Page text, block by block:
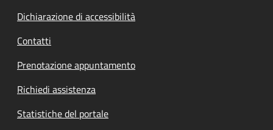
Dichiarazione di accessibilità
Contatti
Prenotazione appuntamento
Richiedi assistenza
Statistiche del portale